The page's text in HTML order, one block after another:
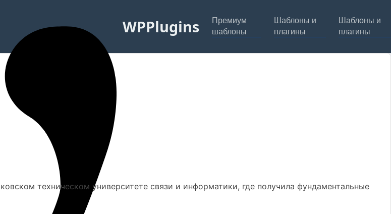
WPPlugins
Премиум
шаблоны
Шаблоны и
плагины
Шаблоны и
плагины
техническом университете связи и информатики, где получила фундаментальные